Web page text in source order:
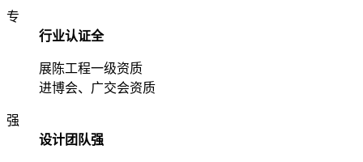
专
行业认证全
展陈工程一级资质
进博会、广交会资质
强
设计团队强